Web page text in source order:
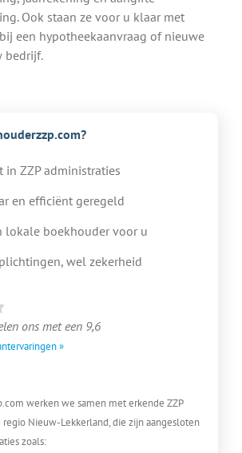
Ook staan ze voor u klaar met
een hypotheekaanvraag of nieuwe
bedrijf.
in ZZP administraties
en efficiënt geregeld
lokale boekhouder voor u
wel zekerheid
ons met een 9,6
»
werken we samen met erkende ZZP
regio Nieuw-Lekkerland, die zijn aangesloten
zoals: